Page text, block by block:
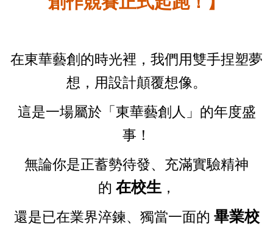
在東華藝創的時光裡，我們用雙手捏塑夢
想，用設計顛覆想像。
這是一場屬於「東華藝創人」的年度盛
事！
無論你是正蓄勢待發、充滿實驗精神
的 在校生，
還是已在業界淬鍊、獨當一面的 畢業校